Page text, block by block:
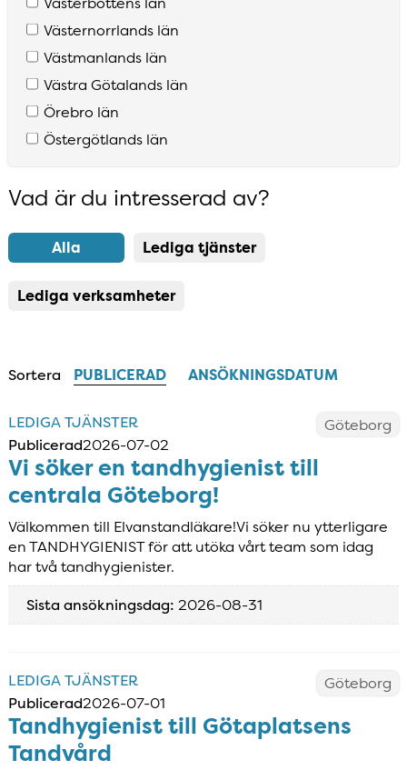
Resultatlista uppdaterad
Vad är du intresserad av?
Alla Lediga tjänster
Lediga verksamheter
Sortera PUBLICERAD ANSÖKNINGSDATUM
Göteborg
LEDIGA TJÄNSTER
Publicerad2026-07-02
Vi söker en tandhygienist till
centrala Göteborg!
Välkommen till Elvanstandläkare!Vi söker nu ytterligare
en TANDHYGIENIST för att utöka vårt team som idag
har två tandhygienister.
Sista ansökningsdag: 2026-08-31
Göteborg
LEDIGA TJÄNSTER
Publicerad2026-07-01
Tandhygienist till Götaplatsens
Tandvård
Västernorrlands län
Västmanlands län
Västra Götalands län
Örebro län
Östergötlands län